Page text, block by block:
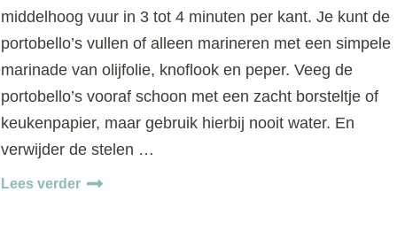
middelhoog vuur in 3 tot 4 minuten per kant. Je kunt de
portobello’s vullen of alleen marineren met een simpele
marinade van olijfolie, knoflook en peper. Veeg de
portobello’s vooraf schoon met een zacht borsteltje of
keukenpapier, maar gebruik hierbij nooit water. En
verwijder de stelen …
Lees verder